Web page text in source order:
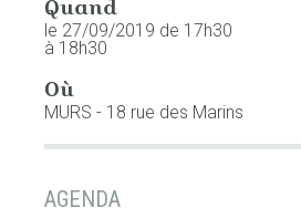
Quand
le 27/09/2019 de 17h30
à 18h30
Où
MURS - 18 rue des Marins
NAVIGATION
AGENDA